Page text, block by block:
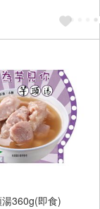
360g(即食)